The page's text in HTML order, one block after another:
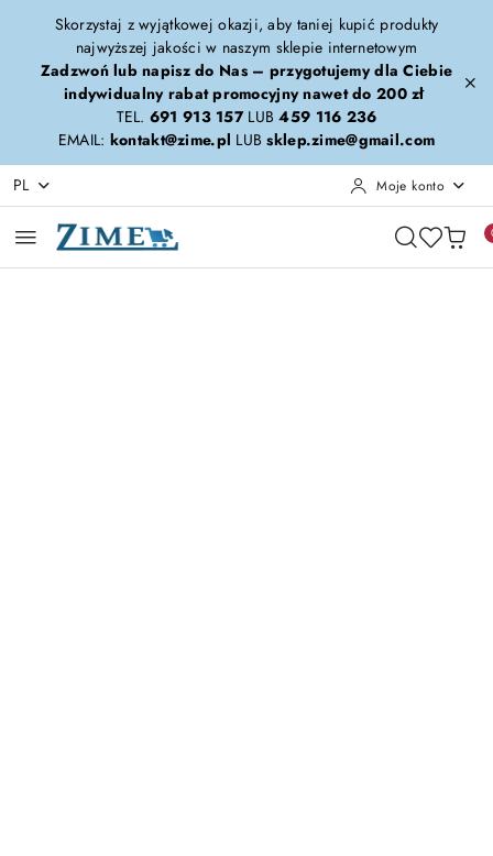
Przejdź do treści głównej
Przejdź do wyszukiwarki
Przejdź do moje konto
Przejdź do menu głównego
Przejdź do opisu produktu
Przejdź do stopki
Skorzystaj z wyjątkowej okazji, aby taniej kupić produkty
najwyższej jakości w naszym sklepie internetowym
Zadzwoń lub napisz do Nas – przygotujemy dla Ciebie
indywidualny rabat promocyjny nawet do 200 zł
TEL. 691 913 157LUB459 116 236
EMAIL: kontakt@zime.pl LUBsklep.zime@gmail.com
PL Moje konto